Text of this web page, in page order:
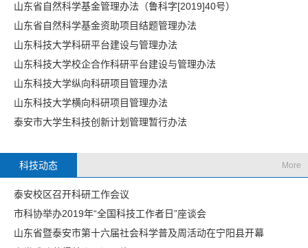
山东省自然科学基金管理办法（鲁科字[2019]40号）
山东省自然科学基金资助项目结题管理办法
山东科技大学科研平台建设与管理办法
山东科技大学校企合作科研平台建设与管理办法
山东科技大学纵向科研项目管理办法
山东科技大学横向科研项目管理办法
泰安市大学生科技创新计划管理暂行办法
科技动态 More
泰安校区召开科研工作会议
市科协举办2019年“全国科技工作者日”座谈会
山东省暨泰安市第十六届社会科学普及周活动在宁阳县开幕